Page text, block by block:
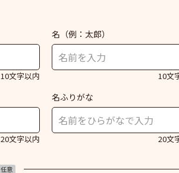
10文字以内
名 （例：太郎）
10文
20文字以内
名ふりがな
20文
任意